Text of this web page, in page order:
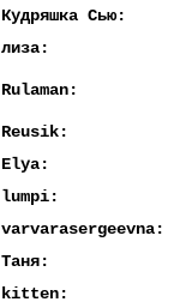
Кудряшка Сью:
лиза:
Rulaman:
Reusik:
Elya:
lumpi:
varvarasergeevna:
Таня:
kitten: